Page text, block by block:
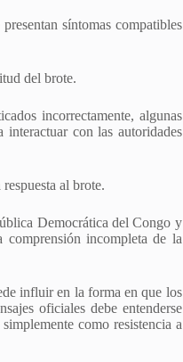
síntomas compatibles
del brote.
incorrectamente, algunas
interactuar con las autoridades
al brote.
Democrática del Congo y
comprensión incompleta de la
influir en la forma en que los
oficiales debe entenderse
como resistencia a